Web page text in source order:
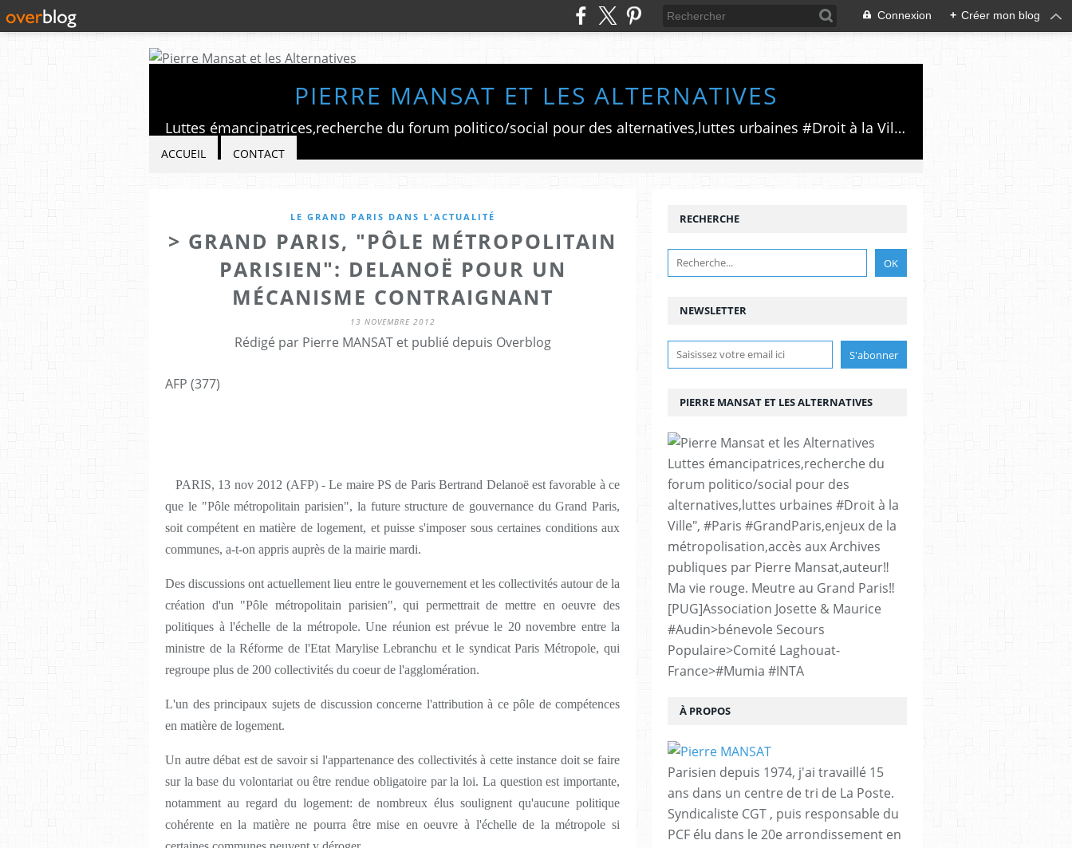
Connexion + Créer mon blog
PIERRE MANSAT ET LES ALTERNATIVES
Luttes émancipatrices,recherche du forum politico/social pour des alternatives,luttes urbaines #Droit à la Ville", #Paris #GrandParis,enjeux de la métropolisation,accès aux Archives publiques par Pierre Mansat,auteur‼️Ma vie rouge. Meutre au Grand Paris‼️[PUG]Association Josette & Maurice #Audin>bénevole Secours Populaire>Comité Laghouat-France>#Mumia #INTA
ACCUEIL CONTACT
LE GRAND PARIS DANS L'ACTUALITÉ
> GRAND PARIS, "PÔLE MÉTROPOLITAIN
PARISIEN": DELANOË POUR UN
MÉCANISME CONTRAIGNANT
13 NOVEMBRE 2012
Rédigé par Pierre MANSAT et publié depuis Overblog
AFP (377)
PARIS, 13 nov 2012 (AFP) - Le maire PS de Paris Bertrand Delanoë est favorable à ce
que le "Pôle métropolitain parisien", la future structure de gouvernance du Grand Paris,
soit compétent en matière de logement, et puisse s'imposer sous certaines conditions aux
communes, a-t-on appris auprès de la mairie mardi.
Des discussions ont actuellement lieu entre le gouvernement et les collectivités autour de la
création d'un "Pôle métropolitain parisien", qui permettrait de mettre en oeuvre des
politiques à l'échelle de la métropole. Une réunion est prévue le 20 novembre entre la
ministre de la Réforme de l'Etat Marylise Lebranchu et le syndicat Paris Métropole, qui
regroupe plus de 200 collectivités du coeur de l'agglomération.
L'un des principaux sujets de discussion concerne l'attribution à ce pôle de compétences
en matière de logement.
Un autre débat est de savoir si l'appartenance des collectivités à cette instance doit se faire
sur la base du volontariat ou être rendue obligatoire par la loi. La question est importante,
notamment au regard du logement: de nombreux élus soulignent qu'aucune politique
cohérente en la matière ne pourra être mise en oeuvre à l'échelle de la métropole si
NEWSLETTER
RECHERCHE
PIERRE MANSAT ET LES ALTERNATIVES
Luttes émancipatrices,recherche du
forum politico/social pour des
alternatives,luttes urbaines #Droit à la
Ville", #Paris #GrandParis,enjeux de la
métropolisation,accès aux Archives
publiques par Pierre Mansat,auteur‼️
Ma vie rouge. Meutre au Grand Paris‼️
[PUG]Association Josette & Maurice
#Audin>bénevole Secours
Populaire>Comité Laghouat-
France>#Mumia #INTA
À PROPOS
Parisien depuis 1974, j'ai travaillé 15
ans dans un centre de tri de La Poste.
Syndicaliste CGT , puis responsable du
PCF élu dans le 20e arrondissement en